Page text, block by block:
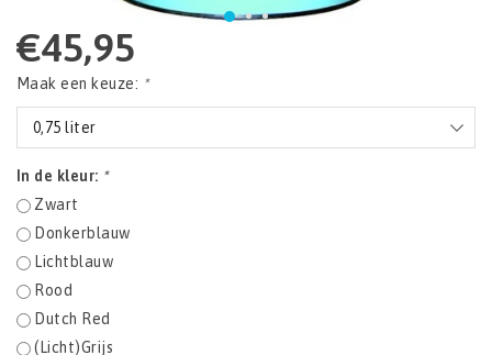
€45,95
Maak een keuze: *
0,75 liter
In de kleur: *
Zwart
Donkerblauw
Lichtblauw
Rood
Dutch Red
(Licht)Grijs